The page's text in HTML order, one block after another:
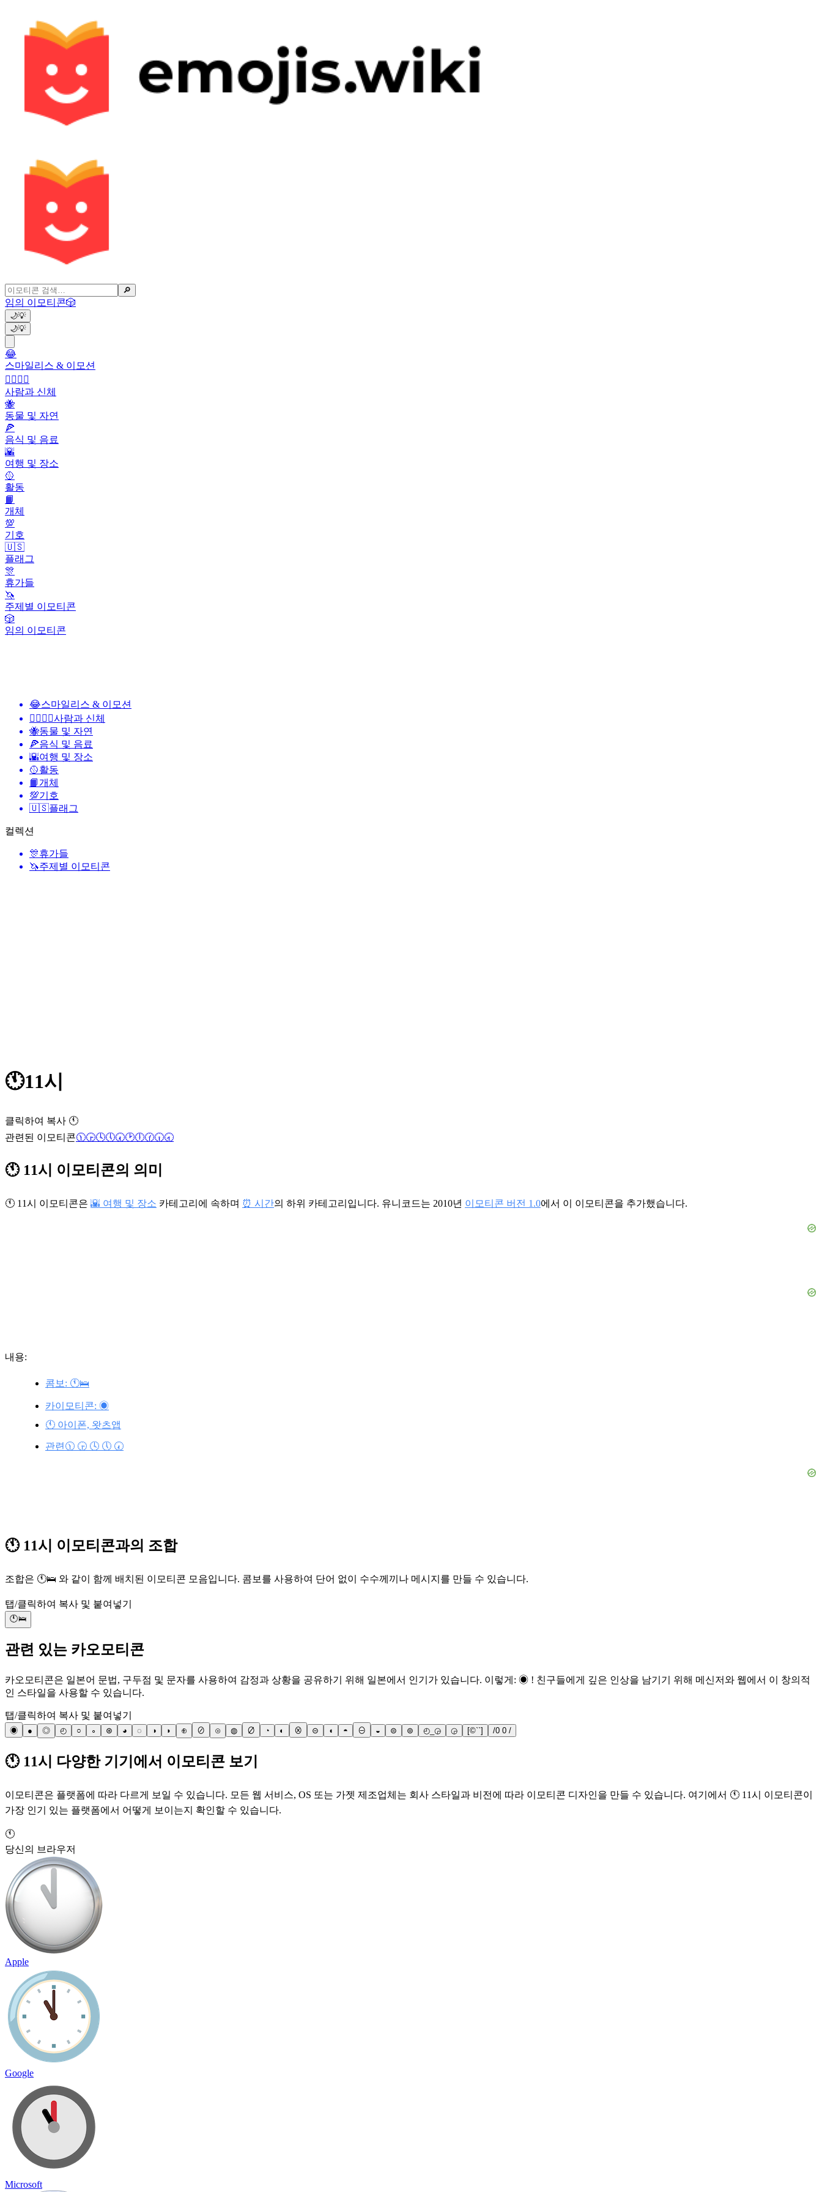
🔎
임의 이모티콘🎲
🌙💡
🌙💡
😂
스마일리스 & 이모션
👩‍❤️‍💋‍👨
사람과 신체
🐝
동물 및 자연
🍕
음식 및 음료
🌇
여행 및 장소
🥎
활동
📙
개체
💯
기호
🇺🇸
플래그
🎊
휴가들
🦄
주제별 이모티콘
🎲
임의 이모티콘
😂스마일리스 & 이모션
👩‍❤️‍💋‍👨사람과 신체
🐝동물 및 자연
🍕음식 및 음료
🌇여행 및 장소
🥎활동
📙개체
💯기호
🇺🇸플래그
컬렉션
🎊휴가들
🦄주제별 이모티콘
🕚11시
클릭하여 복사 🕚
관련된 이모티콘🕦🕞🕓🕔🕢🕑🕕🕜🕡🕣
🕚 11시 이모티콘의 의미
🕚 11시 이모티콘은 🌇 여행 및 장소 카테고리에 속하며 ⏰ 시간의 하위 카테고리입니다. 유니코드는 2010년 이모티콘 버전 1.0에서 이 이모티콘을 추가했습니다.
내용:
콤보: 🕚🛌
카이모티콘: ◉
🕚 아이폰, 왓츠앱
관련🕦 🕞 🕓 🕔 🕢
🕚 11시 이모티콘과의 조합
조합은 🕚🛌 와 같이 함께 배치된 이모티콘 모음입니다. 콤보를 사용하여 단어 없이 수수께끼나 메시지를 만들 수 있습니다.
탭/클릭하여 복사 및 붙여넣기
🕚🛌
관련 있는 카오모티콘
카오모티콘은 일본어 문법, 구두점 및 문자를 사용하여 감정과 상황을 공유하기 위해 일본에서 인기가 있습니다. 이렇게: ◉ ! 친구들에게 깊은 인상을 남기기 위해 메신저와 웹에서 이 창의적
인 스타일을 사용할 수 있습니다.
탭/클릭하여 복사 및 붙여넣기
◉ ● ◎ ◴ ○ ∘ ⊛ ◕ ◌ ◑ ◗ ⊕ ⊘ ⊙ ◍ ∅ ◔ ◐ ⊗ ⊝ ◖ ◓ ⊖ ◒ ⊜ ⊚ ◴_◶ ◶ [©``] /0 0 /
🕚 11시 다양한 기기에서 이모티콘 보기
이모티콘은 플랫폼에 따라 다르게 보일 수 있습니다. 모든 웹 서비스, OS 또는 가젯 제조업체는 회사 스타일과 비전에 따라 이모티콘 디자인을 만들 수 있습니다. 여기에서 🕚 11시 이모티콘이
가장 인기 있는 플랫폼에서 어떻게 보이는지 확인할 수 있습니다.
🕚
당신의 브라우저
Apple
Google
Microsoft